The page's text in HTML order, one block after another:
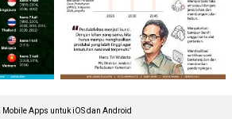
Mobile Apps untuk iOS dan Android